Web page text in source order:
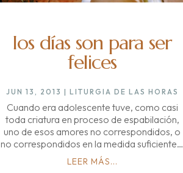
los días son para ser
felices
JUN 13, 2013 | LITURGIA DE LAS HORAS
Cuando era adolescente tuve, como casi
toda criatura en proceso de espabilación,
uno de esos amores no correspondidos, o
no correspondidos en la medida suficiente…
LEER MÁS...